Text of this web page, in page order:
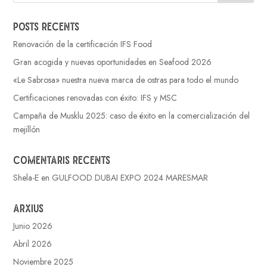
Posts recents
Renovación de la certificación IFS Food
Gran acogida y nuevas oportunidades en Seafood 2026
«Le Sabrosa» nuestra nueva marca de ostras para todo el mundo
Certificaciones renovadas con éxito: IFS y MSC
Campaña de Musklu 2025: caso de éxito en la comercialización del
mejillón
Comentaris recents
Shela-E en GULFOOD DUBAI EXPO 2024 MARESMAR
Arxius
Junio 2026
Abril 2026
Noviembre 2025